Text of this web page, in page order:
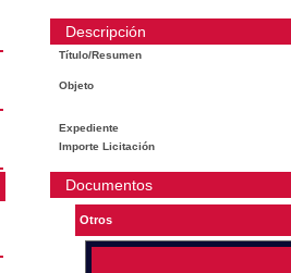
Descripción
Título/Resumen
Objeto
Expediente
Importe Licitación
Documentos
Otros